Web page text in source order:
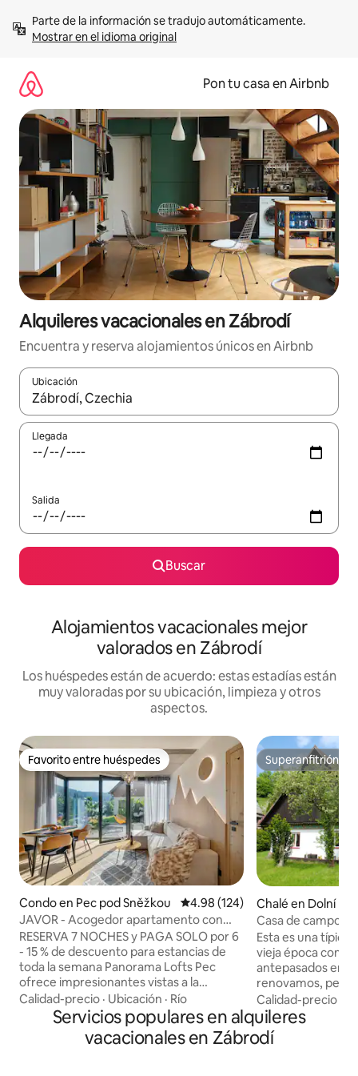
contenidoMostrar en el idioma original
Pon tu casa en Airbnb
Alquileres vacacionales en Zábrodí
Encuentra y reserva alojamientos únicos en Airbnb
Ubicación
Cuando los resultados estén disponibles, navega con las
Llegada
Salida
Buscar
Alojamientos vacacionales mejor
valorados en Zábrodí
Los huéspedes están de acuerdo: estas estadías están
muy valoradas por su ubicación, limpieza y otros
aspectos.
Favorito entre huéspedes
Favorito entre huéspedes
Condo en Pec pod Sněžkou Calificación promedio: 4.98 de
4.98 (124)
JAVOR - Acogedor apartamento con
vistas, terraza y aparcamiento
RESERVA 7 NOCHES y PAGA SOLO por 6
- 15 % de descuento para estancias de
toda la semana Panorama Lofts Pec
ofrece impresionantes vistas a la
montaña gracias a las enormes paredes
de vidrio de formato que te hacen sentir
parte del entorno. Este nuevo edificio es
uno de los puntos arquitectónicos más
Calidad-precio · Ubicación · Río
Superanfitrión
Superanfitrión
Chalé en Dolní
Casa de campo
Esta es una típica
vieja época
antepasados en
renovamos, pero
espíritu del
perfecto para
apresurados. La
jardín con una
Calidad-precio
Servicios populares en alquileres
vacacionales en Zábrodí